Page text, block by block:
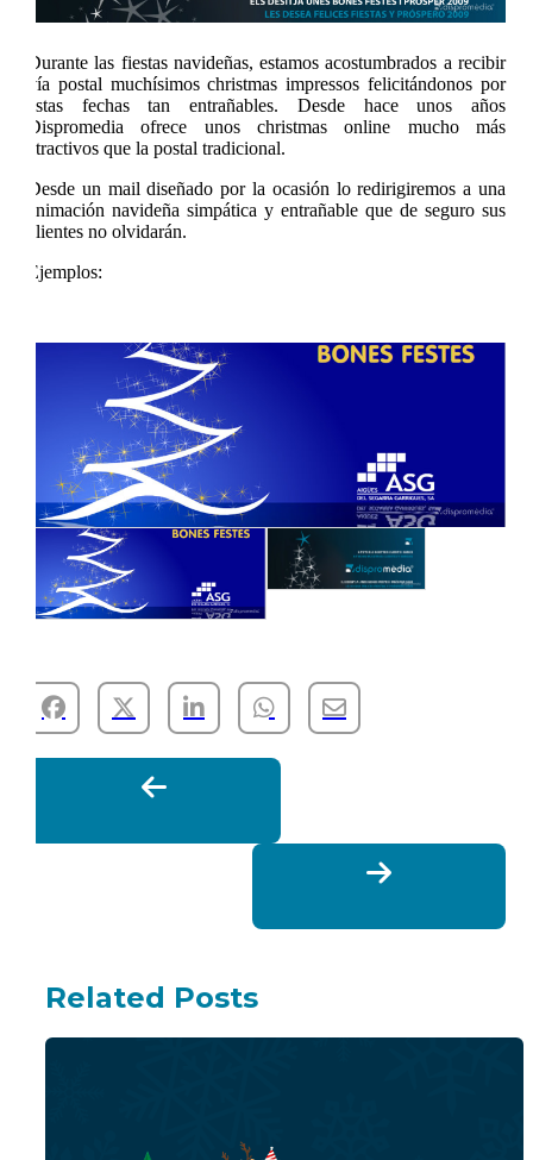
Durante las fiestas navideñas, estamos acostumbrados a recibir
vía postal muchísimos christmas impressos felicitándonos por
estas fechas tan entrañables. Desde hace unos años
Dispromedia ofrece unos christmas online mucho más
atractivos que la postal tradicional.
Desde un mail diseñado por la ocasión lo redirigiremos a una
animación navideña simpática y entrañable que de seguro sus
clientes no olvidarán.
Ejemplos:
Related Posts